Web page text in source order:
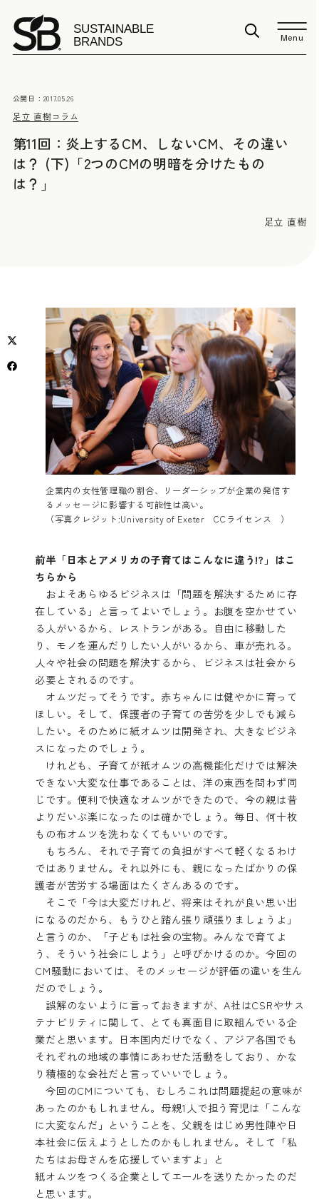
Menu
足立 直樹コラム
公開日： 2017.05.26
第11回：炎上するCM、しないCM、その違い
は？ (下)「2つのCMの明暗を分けたもの
は？」
足立 直樹
企業内の女性管理職の割合、リーダーシップが企業の発信す
るメッセージに影響する可能性は高い。
（写真クレジット:University of Exeter CCライセンス ）
前半「日本とアメリカの子育てはこんなに違う!?」はこ
ちらから
およそあらゆるビジネスは「問題を解決するために存
在している」と言ってよいでしょう。お腹を空かせてい
る人がいるから、レストランがある。自由に移動した
り、モノを運んだりしたい人がいるから、車が売れる。
人々や社会の問題を解決するから、ビジネスは社会から
必要とされるのです。
オムツだってそうです。赤ちゃんには健やかに育って
ほしい。そして、保護者の子育ての苦労を少しでも減ら
したい。そのために紙オムツは開発され、大きなビジネ
スになったのでしょう。
けれども、子育てが紙オムツの高機能化だけでは解決
できない大変な仕事であることは、洋の東西を問わず同
じです。便利で快適なオムツができたので、今の親は昔
よりだいぶ楽になったのは確かでしょう。毎日、何十枚
もの布オムツを洗わなくてもいいのです。
もちろん、それで子育ての負担がすべて軽くなるわけ
ではありません。それ以外にも、親になったばかりの保
護者が苦労する場面はたくさんあるのです。
そこで「今は大変だけれど、将来はそれが良い思い出
になるのだから、もうひと踏ん張り頑張りましょうよ」
と言うのか、「子どもは社会の宝物。みんなで育てよ
う、そういう社会にしよう」と呼びかけるのか。今回の
CM騒動においては、そのメッセージが評価の違いを生ん
だのでしょう。
誤解のないように言っておきますが、A社はCSRやサス
テナビリティに関して、とても真面目に取組んでいる企
業だと思います。日本国内だけでなく、アジア各国でも
それぞれの地域の事情にあわせた活動をしており、かな
り積極的な会社だと言っていいでしょう。
今回のCMについても、むしろこれは問題提起の意味が
あったのかもしれません。母親1人で担う育児は「こんな
に大変なんだ」ということを、父親をはじめ男性陣や日
本社会に伝えようとしたのかもしれません。そして「私
たちはお母さんを応援していますよ」と
紙オムツをつくる企業としてエールを送りたかったのだ
と思います。